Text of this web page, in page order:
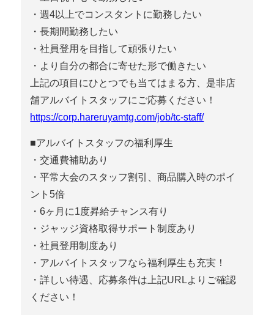
・週4以上でコンスタントに勤務したい
・長期間勤務したい
・社員登用を目指して頑張りたい
・より自分の都合に寄せた形で働きたい
上記の項目にひとつでも当てはまる方、是非店
舗アルバイトスタッフにご応募ください！
https://corp.hareruyamtg.com/job/tc-staff/
■アルバイトスタッフの福利厚生
・交通費補助あり
・平常大会のスタッフ割引、商品購入時のポイ
ント5倍
・6ヶ月に1度昇給チャンス有り
・ジャッジ資格取得サポート制度あり
・社員登用制度あり
・アルバイトスタッフなら福利厚生も充実！
・詳しい待遇、応募条件は上記URLよりご確認
ください！